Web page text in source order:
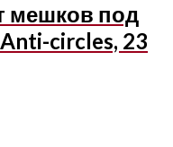
мешков под
circles, 23